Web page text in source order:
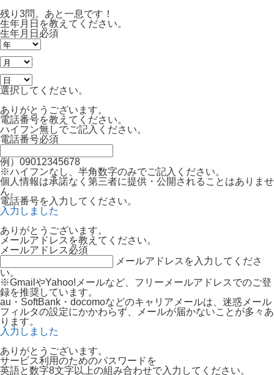
残り3問。あと一息です！
生年月日を教えてください。
生年月日 必須
選択してください。
ありがとうございます。
電話番号を教えてください。
ハイフン無しでご記入ください。
電話番号必須
例）09012345678
※ハイフンなし、半角数字のみでご記入ください。
個人情報は承諾なく第三者に提供・公開されることはありませ
ん。
電話番号を入力してください。
入力しました
ありがとうございます。
メールアドレスを教えてください。
メールアドレス必須
メールアドレスを入力してくださ
い。
※GmailやYahoo!メールなど、フリーメールアドレスでのご登
録を推奨しています。
au・SoftBank・docomoなどのキャリアメールは、迷惑メール
フィルタの設定にかかわらず、メールが届かないことが多々あ
ります。
入力しました
ありがとうございます。
サービス利用のためのパスワードを
英語と数字8文字以上の組み合わせで入力してください。